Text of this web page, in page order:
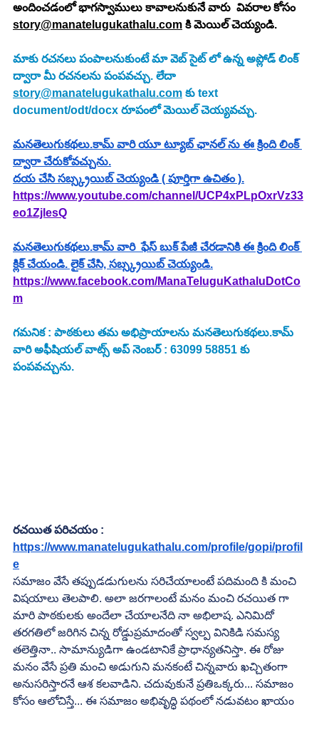
అందించడంలో భాగస్వాములు కావాలనుకునే వారు  వివరాల కోసం
story@manatelugukathalu.com కి మెయిల్ చెయ్యండి.
మాకు రచనలు పంపాలనుకుంటే మా వెబ్ సైట్ లో ఉన్న అప్లోడ్ లింక్
ద్వారా మీ రచనలను పంపవచ్చు. లేదా
story@manatelugukathalu.com కు text
document/odt/docx రూపంలో మెయిల్ చెయ్యవచ్చు.
మనతెలుగుకథలు.కామ్ వారి యూ ట్యూబ్ ఛానల్ ను ఈ క్రింది లింక్
ద్వారా చేరుకోవచ్చును.
దయ చేసి సబ్స్క్రయిబ్ చెయ్యండి ( పూర్తిగా ఉచితం ).
https://www.youtube.com/channel/UCP4xPLpOxrVz33
eo1ZjlesQ
మనతెలుగుకథలు.కామ్ వారి  ఫేస్ బుక్ పేజీ చేరడానికి ఈ క్రింది లింక్
క్లిక్ చేయండి. లైక్ చేసి, సబ్స్క్రయిబ్ చెయ్యండి.
https://www.facebook.com/ManaTeluguKathaluDotCo
m
గమనిక : పాఠకులు తమ అభిప్రాయాలను మనతెలుగుకథలు.కామ్
వారి అఫీషియల్ వాట్స్ అప్ నెంబర్ : 63099 58851 కు
పంపవచ్చును.
రచయిత పరిచయం :
https://www.manatelugukathalu.com/profile/gopi/profil
e
సమాజం వేసే తప్పుడడుగులను సరిచేయాలంటే పదిమంది కి మంచి
విషయాలు తెలపాలి. అలా జరగాలంటే మనం మంచి రచయిత గా
మారి పాఠకులకు అందేలా చేయాలనేది నా అభిలాష. ఎనిమిదో
తరగతిలో జరిగిన చిన్న రోడ్డుప్రమాదంతో స్వల్ప వినికిడి సమస్య
తలెత్తినా.. సామాన్యుడిగా ఉండటానికే ప్రాధాన్యతనిస్తా. ఈ రోజు
మనం వేసే ప్రతి మంచి అడుగుని మనకంటే చిన్నవారు ఖచ్చితంగా
అనుసరిస్తారనే ఆశ కలవాడిని. చదువుకునే ప్రతిఒక్కరు... సమాజం
కోసం ఆలోచిస్తే... ఈ సమాజం అభివృద్ధి పథంలో నడువటం ఖాయం